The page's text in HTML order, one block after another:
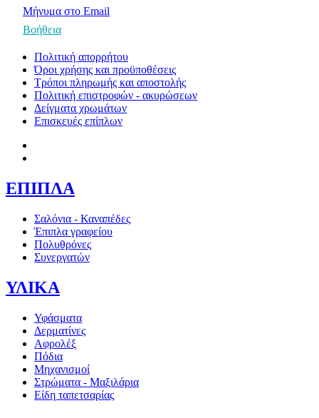
Μήνυμα στο Email
Βοήθεια
Πολιτική απορρήτου
Όροι χρήσης και προϋποθέσεις
Τρόποι πληρωμής και αποστολής
Πολιτική επιστροφών - ακυρώσεων
Δείγματα χρωμάτων
Επισκευές επίπλων
ΕΠΙΠΛΑ
Σαλόνια - Καναπέδες
Έπιπλα γραφείου
Πολυθρόνες
Συνεργατών
ΥΛΙΚΑ
Υφάσματα
Δερματίνες
Αφρολέξ
Πόδια
Μηχανισμοί
Στρώματα - Μαξιλάρια
Είδη ταπετσαρίας